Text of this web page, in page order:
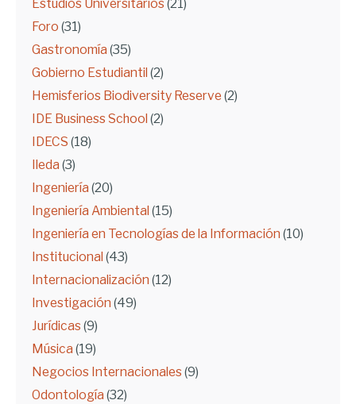
Estudios Universitarios (21)
Foro (31)
Gastronomía (35)
Gobierno Estudiantil (2)
Hemisferios Biodiversity Reserve (2)
IDE Business School (2)
IDECS (18)
Ileda (3)
Ingeniería (20)
Ingeniería Ambiental (15)
Ingeniería en Tecnologías de la Información (10)
Institucional (43)
Internacionalización (12)
Investigación (49)
Jurídicas (9)
Música (19)
Negocios Internacionales (9)
Odontología (32)